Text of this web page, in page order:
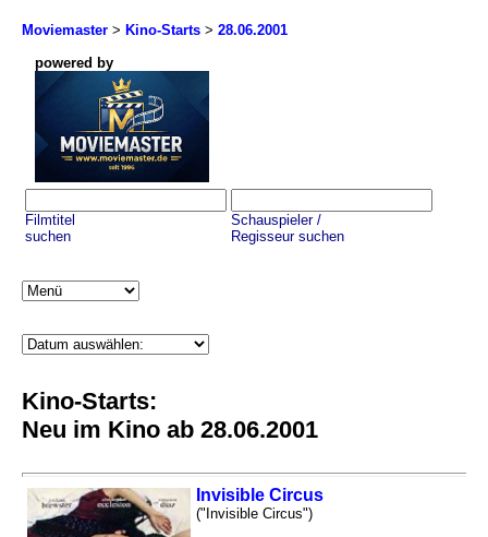
Moviemaster > Kino-Starts > 28.06.2001
powered by
Filmtitel
suchen
Schauspieler /
Regisseur suchen
Kino-Starts:
Neu im Kino ab 28.06.2001
Invisible Circus
("Invisible Circus")